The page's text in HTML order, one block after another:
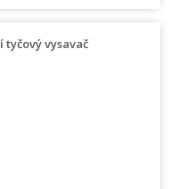
tyčový vysavač